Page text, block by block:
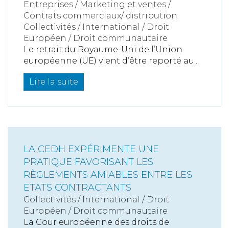
Entreprises / Marketing et ventes /
Contrats commerciaux/ distribution
Collectivités / International / Droit
Européen / Droit communautaire
Le retrait du Royaume-Uni de l’Union
européenne (UE) vient d’être reporté au...
Lire la suite
LA CEDH EXPÉRIMENTE UNE
PRATIQUE FAVORISANT LES
RÈGLEMENTS AMIABLES ENTRE LES
ETATS CONTRACTANTS
Collectivités / International / Droit
Européen / Droit communautaire
La Cour européenne des droits de